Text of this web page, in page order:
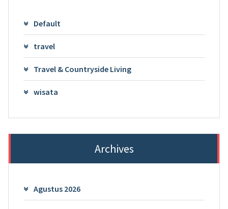
Default
travel
Travel & Countryside Living
wisata
Archives
Agustus 2026